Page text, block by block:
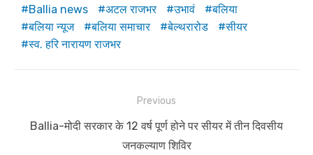
Ballia news
अटल राजभर उभावं
बलिया
बलिया न्यूज
बलिया समाचार बेल्थरारोड
सीयर
स्व. हरि नारायण राजभर
navigation
Previous
Previous
Ballia-मोदी सरकार के 12 वर्ष पूर्ण होने पर सीयर में तीन दिवसीय
जनकल्याण शिविर